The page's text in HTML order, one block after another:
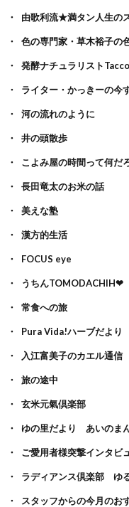
由歌利流★満タン人生の
色の専門家・草木裕子の
発酵ナチュラリスト
ライター・かっきーの今
河の流れのように
井の頭散歩
こよみ屋の時間って何だ
長田竜太のお米の話
美えな塾
漢方的生活
FOCUS eye
うちんTOMODACHIH❤
常食への旅
Pura Vida!ハーブだより
入江富美子のカエル通信
旅の途中
玄米元氣倶楽部
ゆの里だより あいのま
ご愛用者様突撃インタビ
ラディアンス倶楽部 ゆ
スタッフからの今月の